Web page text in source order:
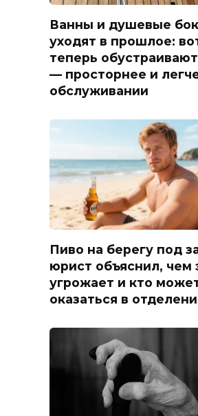
Ванны и душевые
уходят в прошлое:
теперь
— просторнее и
обслуживании
Пиво на берегу под
юрист объяснил, чем
угрожает и кто
оказаться в